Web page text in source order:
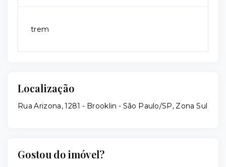
trem
Localização
Rua Arizona, 1281 - Brooklin - São Paulo/SP, Zona Sul
Gostou do imóvel?